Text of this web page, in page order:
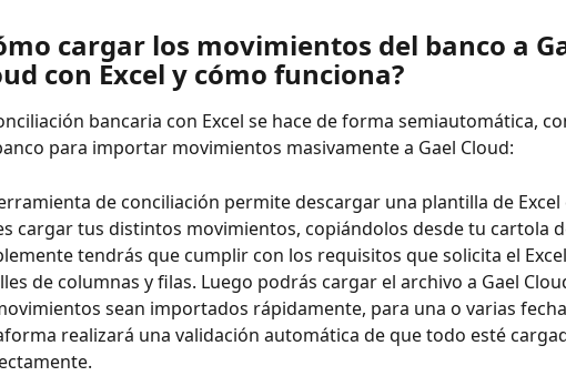
cargar los movimientos del banco a
con Excel y cómo funciona?
bancaria con Excel se hace de forma semiautomática,
para importar movimientos masivamente a Gael Cloud:
de conciliación permite descargar una plantilla de
cargar tus distintos movimientos, copiándolos desde tu cartola
tendrás que cumplir con los requisitos que solicita el
de columnas y filas. Luego podrás cargar el archivo a Gael
sean importados rápidamente, para una o varias
realizará una validación automática de que todo esté